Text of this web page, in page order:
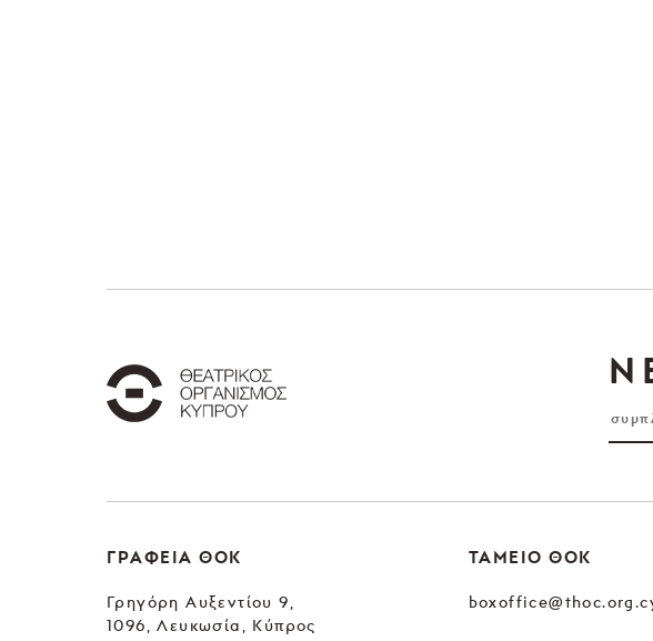
ΓΡΑΦΕΙΑ ΘΟΚ
Γρηγόρη Αυξεντίου 9,
1096, Λευκωσία, Κύπρος
ΤΑΜΕΙΟ ΘΟΚ